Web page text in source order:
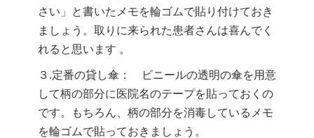
さい」と書いたメモを輪ゴムで貼り付けておき
ましょう。取りに来られた患者さんは喜んでく
れると思います 。
３.定番の貸し傘： ビニールの透明の傘を用意
して柄の部分に医院名のテープを貼っておくの
です。もちろん、柄の部分を消毒しているメモ
を輪ゴムで貼っておきましょう。